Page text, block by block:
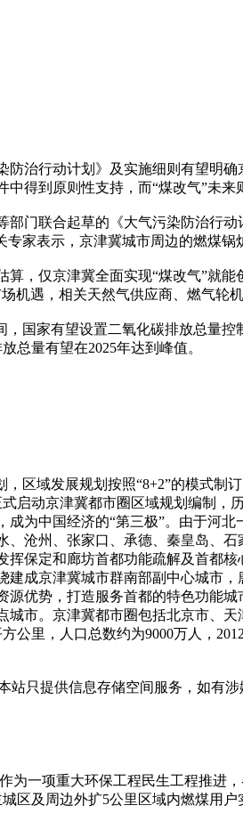
治行动计划》及实施细则有望明
得到原则性支持，而“煤改气”未来
部门联合起草的《大气污染防治行
家表示，京津冀城市周边的燃煤
，仅京津冀全面实现“煤改气”就
遇，相关天然气供应商、燃气轮
国家有望设置二氧化碳排放总量
总量有望在2025年达到峰值。
区域发展规划按照“8+2”的模式
启动京津冀都市圈区域规划编制
为中国经济的“第三极”。由于河
沧州、张家口、承德、秦皇岛、
保定和廊坊首都功能疏解及首都
成京津冀城市群南部副中心城市
优势，打造服务首都的特色功能
市。京津冀都市圈包括北京市、
公里，人口总数约为9000万人，
站只提供信息存储空间服务，如有
为一项重大环保工程民生工程推进
区及周边外扩5公里区域内燃煤用户